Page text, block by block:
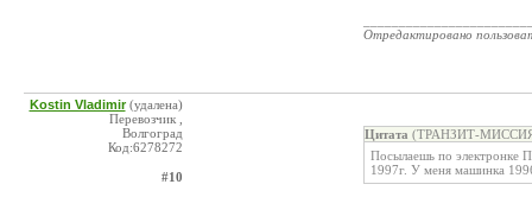
Отредактировано
Kostin Vladimir (удалена)
Перевозчик ,
Волгоград
Код:6278272
#10
Цитата (ТРАНЗИТ-
Посылаешь по
1997г. У меня машинка